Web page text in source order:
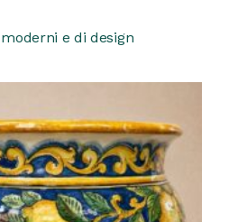
A QUOTE
prodotto
varianti.
possono
essere
scelte
nella
pagina
del
prodotto
moderni e di design